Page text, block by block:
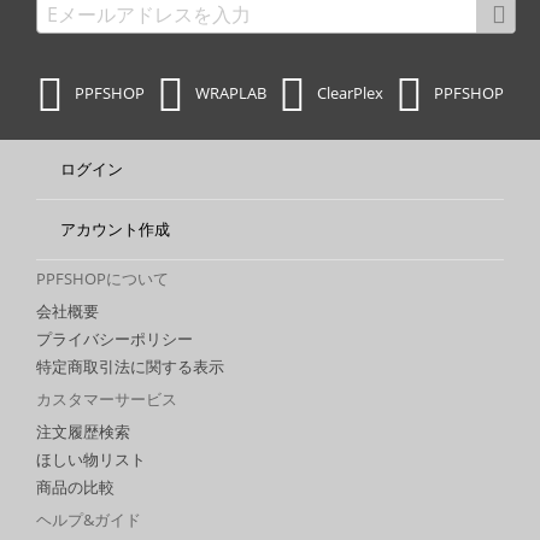
PPFSHOP WRAPLAB ClearPlex PPFSHOP
ログイン
アカウント作成
PPFSHOPについて
会社概要
プライバシーポリシー
特定商取引法に関する表示
カスタマーサービス
注文履歴検索
ほしい物リスト
商品の比較
ヘルプ&ガイド